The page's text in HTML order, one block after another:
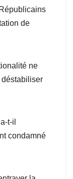
de
ne
déstabiliser
t-il
condamné